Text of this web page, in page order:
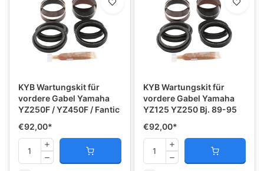
KYB Wartungskit für
vordere Gabel Yamaha
YZ250F / YZ450F / Fantic
€92,00*
KYB Wartungskit für
vordere Gabel Yamaha
YZ125 YZ250 Bj. 89-95
€92,00*